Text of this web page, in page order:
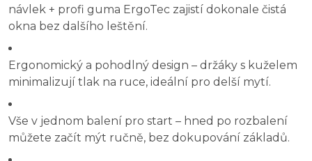
návlek + profi guma ErgoTec zajistí dokonale čistá
okna bez dalšího leštění.
Ergonomický a pohodlný design – držáky s kuželem
minimalizují tlak na ruce, ideální pro delší mytí.
Vše v jednom balení pro start – hned po rozbalení
můžete začít mýt ručně, bez dokupování základů.